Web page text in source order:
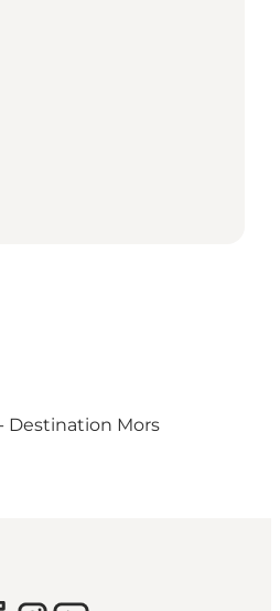
Destination Mors